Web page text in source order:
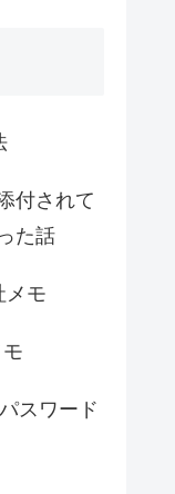
付されて
た話
メモ
スワード